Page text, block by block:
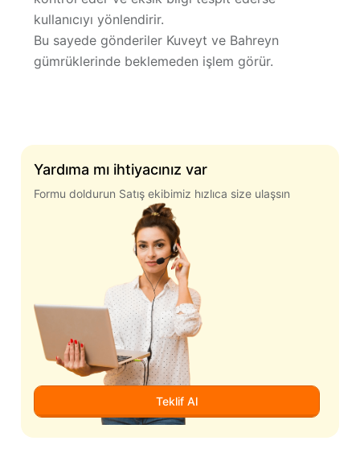
Yardıma mı ihtiyacınız var
Formu doldurun Satış ekibimiz hızlıca size ulaşsın
Teklif Al
kullanıcıyı yönlendirir.
Bu sayede gönderiler Kuveyt ve Bahreyn
gümrüklerinde beklemeden işlem görür.